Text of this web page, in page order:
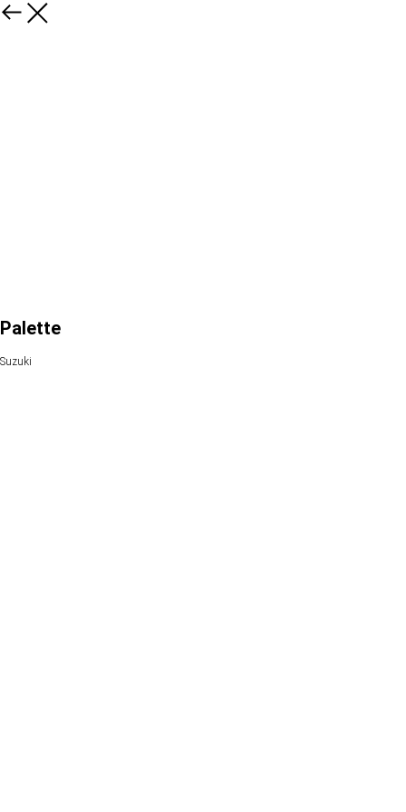
Palette
Suzuki